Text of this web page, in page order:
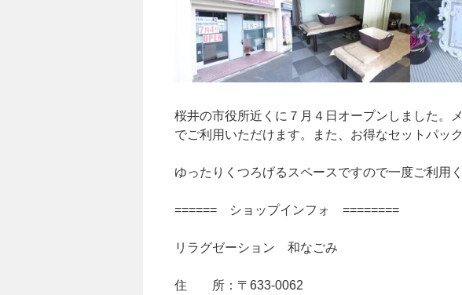
桜井の市役所近くに７月４日オープンしました。
でご利用いただけます。また、お得なセットパッ
ゆったりくつろげるスペースですので一度ご利用く
====== ショップインフォ ========
リラグゼーション 和なごみ
住 所：〒633-0062